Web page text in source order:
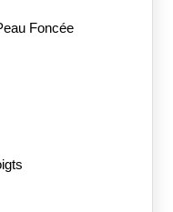
Foncée